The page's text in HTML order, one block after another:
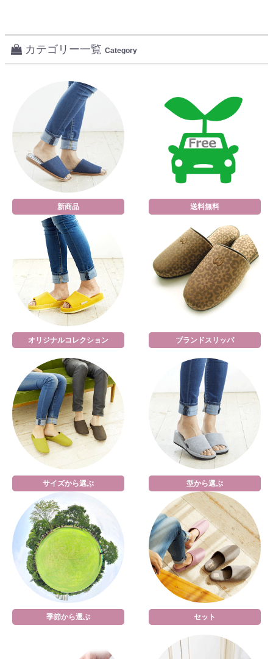
カテゴリー一覧 Category
新商品 送料無料
オリジナルコレクション ブランドスリッパ
サイズから選ぶ 型から選ぶ
季節から選ぶ セット